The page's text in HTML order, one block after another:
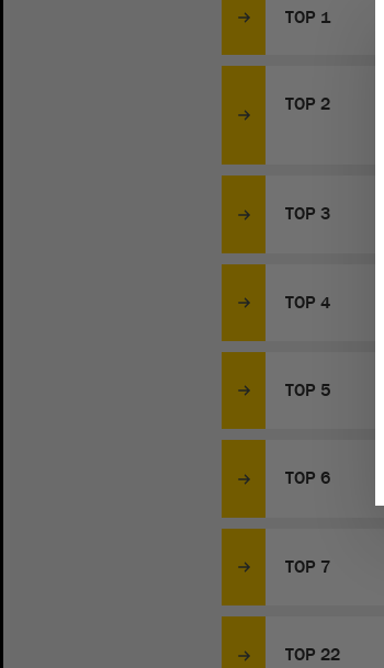
TOP 1
TOP 2
TOP 3
TOP 4
TOP 5
TOP 6
TOP 7
TOP 22